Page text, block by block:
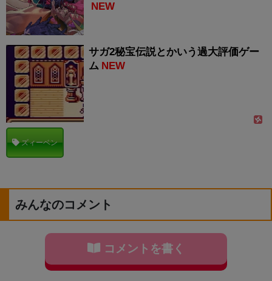
NEW
サガ2秘宝伝説とかいう過大評価ゲー
ム NEW
ズィーベン
みんなのコメント
コメントを書く